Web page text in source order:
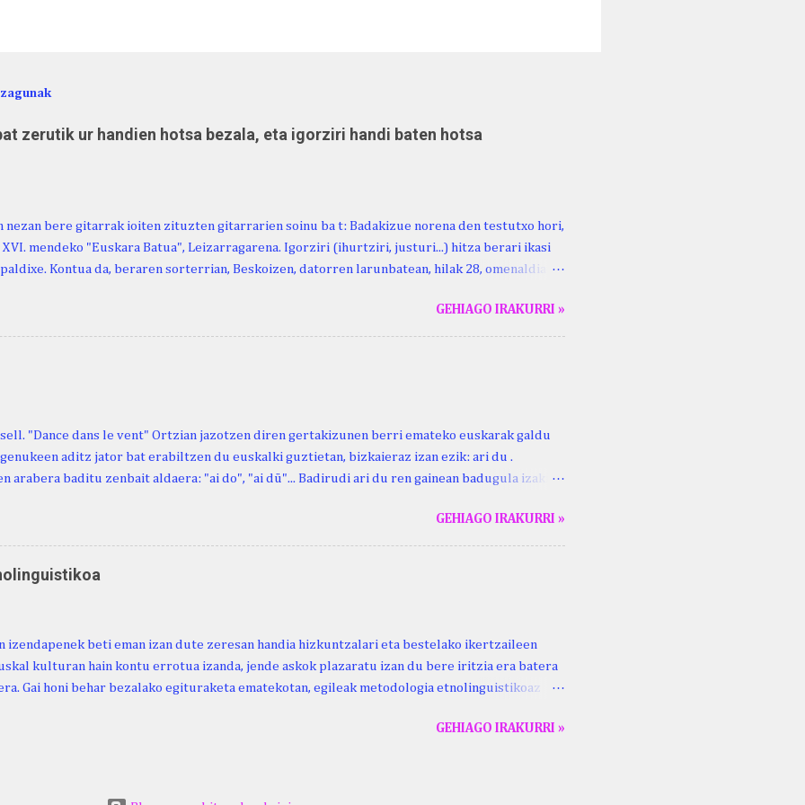
zerutik ur handien hotsa bezala, eta igorziri handi baten hotsa
nezan bere gitarrak ioiten zituzten gitarrarien soinu ba t: Badakizue norena den testutxo hori,
XVI. mendeko "Euskara Batua", Leizarragarena. Igorziri (ihurtziri, justuri...) hitza berari ikasi
Kontua da, beraren sorterrian, Beskoizen, datorren larunbatean, hilak 28, omenaldia
berri. "Leizarraga egun" izeneko omenaldia antolatu dute. Hauxe duzue Kristinari Henri
programa: - 15.00 Ongi etorria (herriko jantegian). - Henrike Knörr: Leizarraga-
GEHIAGO IRAKURRI »
"Dance dans le vent" Ortzian jazotzen diren gertakizunen berri emateko euskarak galdu
aditz jator bat erabiltzen du euskalki guztietan, bizkaieraz izan ezik: ari du .
arabera baditu zenbait aldaera: "ai do", "ai dü"... Badirudi ari du ren gainean badugula izaki
ari du. (Euria). Mujika Josefa Martina . Neronek or-emen entzunak. Lodi ari du: ebi (euri)
Oñatibia Manuel . Bible Saindua. (Duvoisin). 1859. Ebiya bizitzen ari du .... Mujika Josefa
Neronek or-emen entzunak. Gexala ari du ... Ebi maxkala . (Ebi indar gutxikoa). Mujika Josefa
or-emen entzunak. Euri txe au da okerrena... Ezerez bezela ari du , ta sartzen da
GEHIAGO IRAKURRI »
izendapenek beti eman izan dute zeresan handia hizkuntzalari eta bestelako ikertzaileen
kulturan hain kontu errotua izanda, jende askok plazaratu izan du bere iritzia era batera
Gai honi behar bezalako egituraketa ematekotan, egileak metodologia etnolinguistikoaz
Horretarako, nozio orokorretan oinarrituriko sailkapena du ikerlan honek gidari. Kepa
index.php/euskera/article/view/287/328
GEHIAGO IRAKURRI »